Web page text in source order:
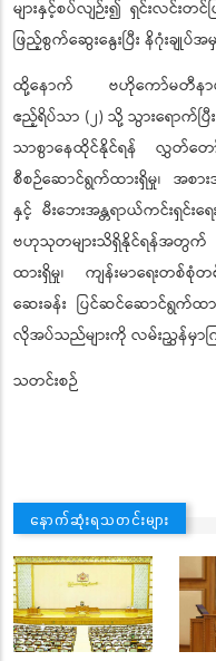
များနှင့်စပ်လျဉ်း၍ ရှင်းလင်း
ဖြည့်စွက်ဆွေးနွေးပြီး နိဂုံးချုပ်
ထို့နောက် ဗဟိုကော်မတီန
ဧည့်ရိပ်သာ (၂) သို့ သွားရောက်ပ
သာစွာနေထိုင်နိုင်ရန် လွှတ်တေ
စီစဉ်ဆောင်ရွက်ထားရှိမှု၊ အစာ
နှင့် မီးဘေးအန္တရာယ်ကင်းရှင်း
ဗဟုသုတများသိရှိနိုင်ရန်အတွက် ရု
ထားရှိမှု၊ ကျန်းမာရေးတစ်စုံတ
ဆေးခန်း ပြင်ဆင်ဆောင်ရွက်ထာ
လိုအပ်သည်များကို လမ်းညွှန်မှာက
သတင်းစဉ်
နောက်ဆုံးရသတင်းများ